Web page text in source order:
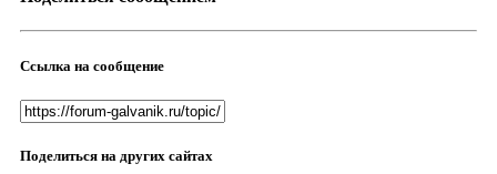
Ссылка на сообщение
Поделиться на других сайтах